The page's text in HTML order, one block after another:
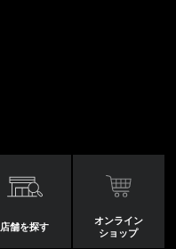
店舗を探す
オンライン
ショップ